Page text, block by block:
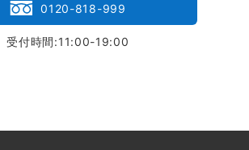
0120-818-999
受付時間:11:00-19:00